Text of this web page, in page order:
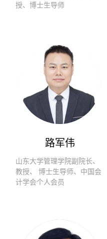
授、博士生导师
路军伟
山东大学管理学院副院长、
教授、 博士生导师、中国会
计学会个人会员